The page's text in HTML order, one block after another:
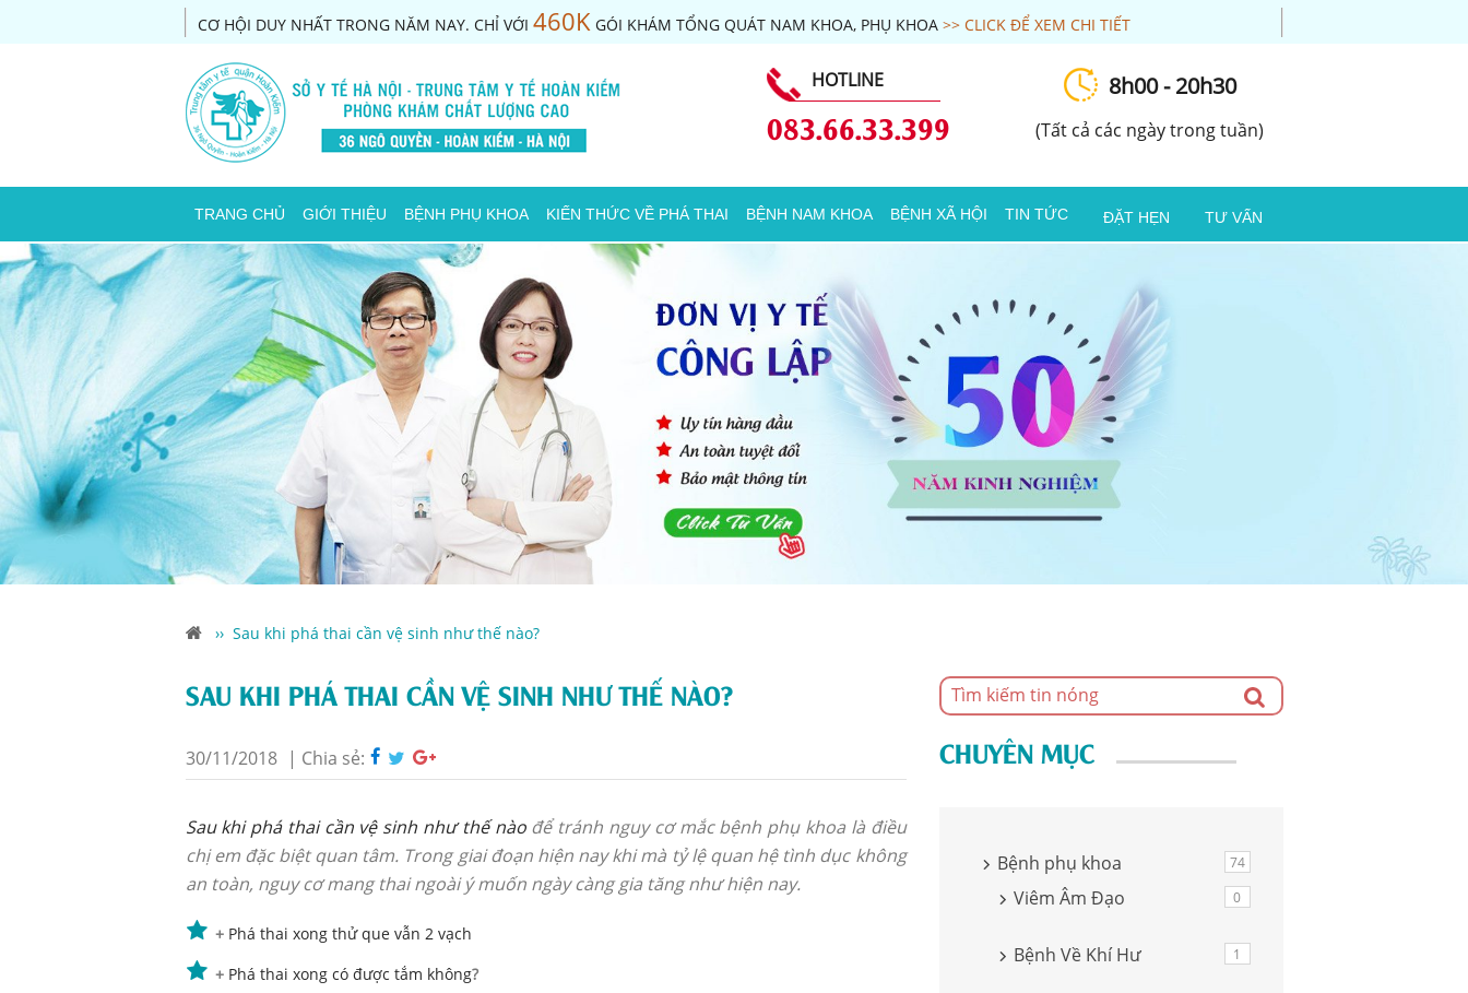
CƠ HỘI DUY NHẤT TRONG NĂM NAY. CHỈ VỚI 460KGÓI KHÁM TỔNG QUÁT NAM KHOA, PHỤ KHOA >> CLICK ĐỂ XEM CHI TIẾT
HOTLINE
083.66.33.399
8h00 - 20h30
(Tất cả các ngày trong tuần)
TRANG CHỦ GIỚI THIỆU BỆNH PHỤ KHOA KIẾN THỨC VỀ PHÁ THAI BỆNH NAM KHOA BỆNH XÃ HỘI TIN TỨC ĐẶT HẸN TƯ VẤN
›› Sau khi phá thai cần vệ sinh như thế nào?
SAU KHI PHÁ THAI CẦN VỆ SINH NHƯ THẾ NÀO?
30/11/2018 | Chia sẻ:
Sau khi phá thai cần vệ sinh như thế nàođể tránh nguy cơ mắc bệnh phụ khoa là điều
chị em đặc biệt quan tâm. Trong giai đoạn hiện nay khi mà tỷ lệ quan hệ tình dục không
an toàn, nguy cơ mang thai ngoài ý muốn ngày càng gia tăng như hiện nay.
+ Phá thai xong thử que vẫn 2 vạch
+ Phá thai xong có được tắm không?
CHUYÊN MỤC
Bệnh phụ khoa 74
Viêm Âm Đạo 0
Bệnh Về Khí Hư 1